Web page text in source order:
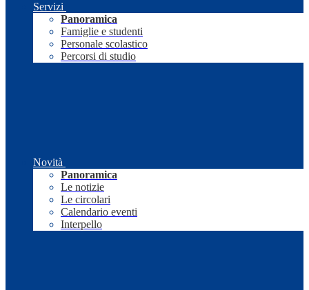
Servizi
Panoramica
Famiglie e studenti
Personale scolastico
Percorsi di studio
Novità
Panoramica
Le notizie
Le circolari
Calendario eventi
Interpello